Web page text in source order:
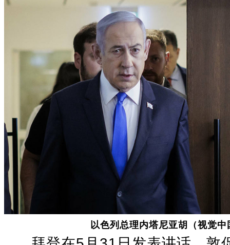
以色列总理内塔尼亚胡（视觉中